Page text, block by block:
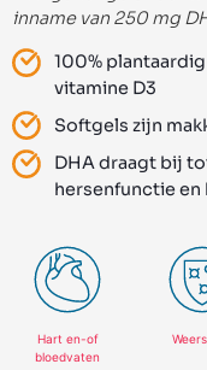
inname van 250 mg
100%
vitamine D3
Softgels zijn
DHA draagt bij
hersenfunctie
Hart en-of
bloedvaten